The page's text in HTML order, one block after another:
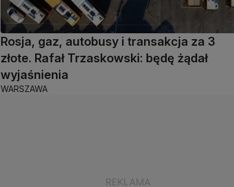
Rosja, gaz, autobusy i transakcja za 3
złote. Rafał Trzaskowski: będę żądał
wyjaśnienia
WARSZAWA